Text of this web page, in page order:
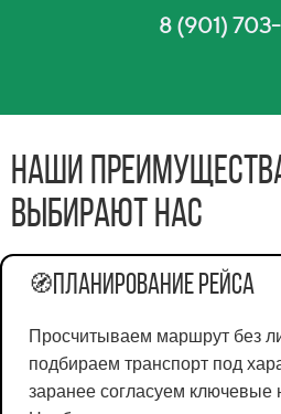
8 (901)
Наши
выбирают нас
🧭Планирование рейса
Просчитываем маршрут без
подбираем транспорт под
заранее согласуем